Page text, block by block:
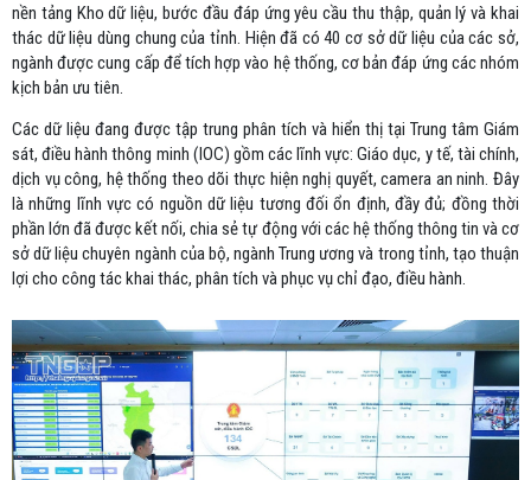
nền tảng Kho dữ liệu, bước đầu đáp ứng yêu cầu thu thập, quản lý và khai
thác dữ liệu dùng chung của tỉnh. Hiện đã có 40 cơ sở dữ liệu của các sở,
ngành được cung cấp để tích hợp vào hệ thống, cơ bản đáp ứng các nhóm
kịch bản ưu tiên.
Các dữ liệu đang được tập trung phân tích và hiển thị tại Trung tâm Giám
sát, điều hành thông minh (IOC) gồm các lĩnh vực: Giáo dục, y tế, tài chính,
dịch vụ công, hệ thống theo dõi thực hiện nghị quyết, camera an ninh. Đây
là những lĩnh vực có nguồn dữ liệu tương đối ổn định, đầy đủ; đồng thời
phần lớn đã được kết nối, chia sẻ tự động với các hệ thống thông tin và cơ
sở dữ liệu chuyên ngành của bộ, ngành Trung ương và trong tỉnh, tạo thuận
lợi cho công tác khai thác, phân tích và phục vụ chỉ đạo, điều hành.